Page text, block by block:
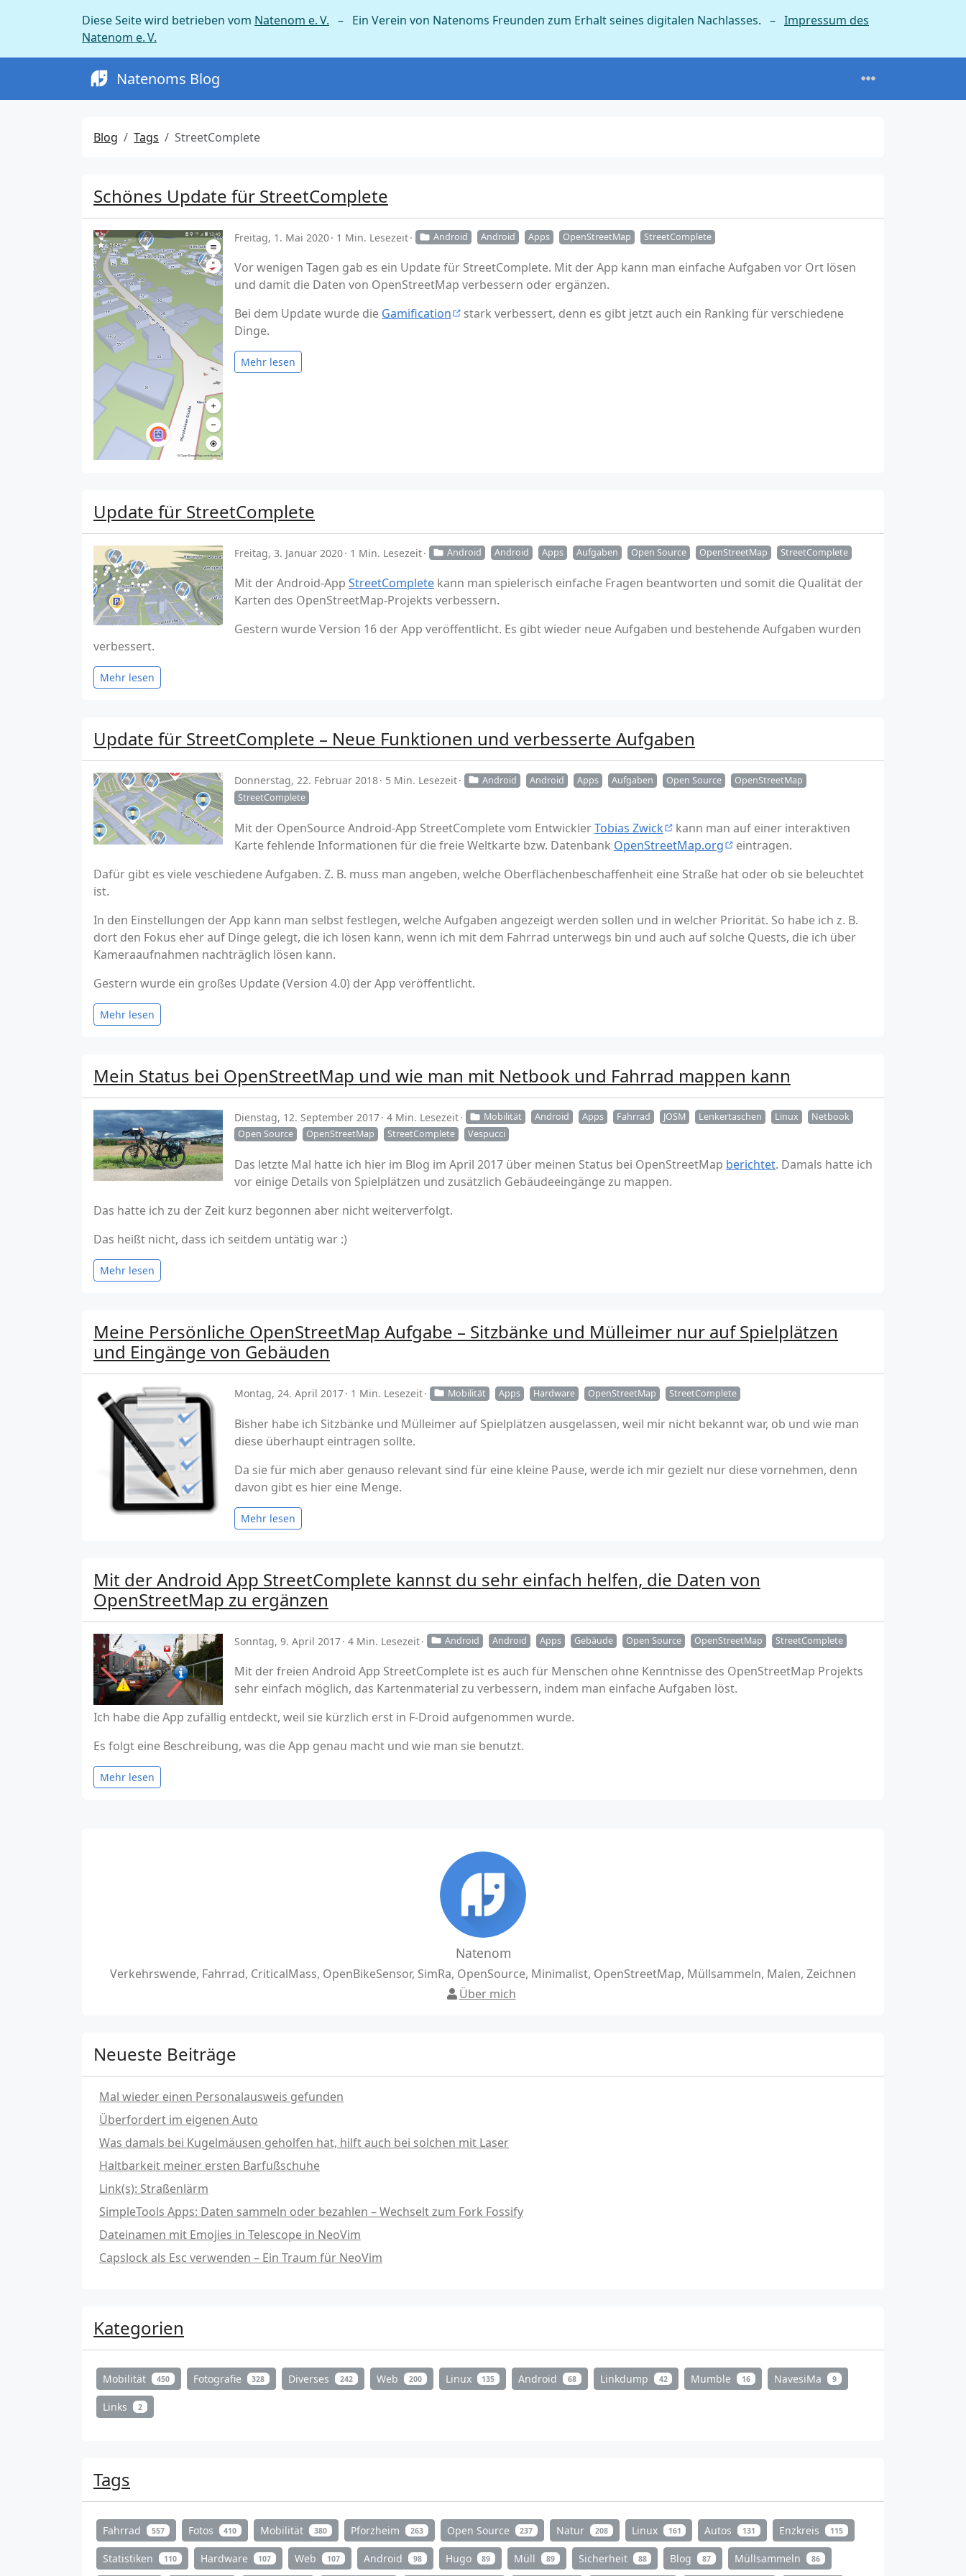
Diese Seite wird betrieben vom Natenom e. V. – Ein Verein von Natenoms Freunden zum Erhalt seines digitalen Nachlasses. – Impressum des
Natenom e. V.
Natenoms Blog
Blog Tags StreetComplete
Schönes Update für StreetComplete
Freitag, 1. Mai 2020 1 Min. Lesezeit Android Android Apps OpenStreetMap StreetComplete
Vor wenigen Tagen gab es ein Update für StreetComplete. Mit der App kann man einfache Aufgaben vor Ort lösen
und damit die Daten von OpenStreetMap verbessern oder ergänzen.
Bei dem Update wurde die Gamification
stark verbessert, denn es gibt jetzt auch ein Ranking für verschiedene
Dinge.
Mehr lesen
Update für StreetComplete
Freitag, 3. Januar 2020 1 Min. Lesezeit Android Android Apps Aufgaben Open Source OpenStreetMap StreetComplete
Mit der Android-App StreetComplete kann man spielerisch einfache Fragen beantworten und somit die Qualität der
Karten des OpenStreetMap-Projekts verbessern.
Gestern wurde Version 16 der App veröffentlicht. Es gibt wieder neue Aufgaben und bestehende Aufgaben wurden
verbessert.
Mehr lesen
Update für StreetComplete – Neue Funktionen und verbesserte Aufgaben
Donnerstag, 22. Februar 2018 5 Min. Lesezeit Android Android Apps Aufgaben Open Source
OpenStreetMap
StreetComplete
Mit der OpenSource Android-App StreetComplete vom EntwicklerTobias Zwick
kann man auf einer interaktiven
Karte fehlende Informationen für die freie Weltkarte bzw. Datenbank OpenStreetMap.org
eintragen.
Dafür gibt es viele veschiedene Aufgaben. Z. B. muss man angeben, welche Oberflächenbeschaffenheit eine Straße hat oder ob sie beleuchtet
ist.
In den Einstellungen der App kann man selbst festlegen, welche Aufgaben angezeigt werden sollen und in welcher Priorität. So habe ich z. B.
dort den Fokus eher auf Dinge gelegt, die ich lösen kann, wenn ich mit dem Fahrrad unterwegs bin und auch auf solche Quests, die ich über
Kameraaufnahmen nachträglich lösen kann.
Gestern wurde ein großes Update (Version 4.0) der App veröffentlicht.
Mehr lesen
Mein Status bei OpenStreetMap und wie man mit Netbook und Fahrrad mappen kann
Dienstag, 12. September 2017 4 Min. Lesezeit Mobilität Android Apps Fahrrad JOSM Lenkertaschen Linux
Netbook
Open Source
OpenStreetMap StreetComplete Vespucci
Das letzte Mal hatte ich hier im Blog im April 2017 über meinen Status bei OpenStreetMap berichtet. Damals hatte ich
vor einige Details von Spielplätzen und zusätzlich Gebäudeeingänge zu mappen.
Das hatte ich zu der Zeit kurz begonnen aber nicht weiterverfolgt.
Das heißt nicht, dass ich seitdem untätig war :)
Mehr lesen
Meine Persönliche OpenStreetMap Aufgabe – Sitzbänke und Mülleimer nur auf Spielplätzen
und Eingänge von Gebäuden
Montag, 24. April 2017 1 Min. Lesezeit Mobilität Apps Hardware OpenStreetMap StreetComplete
Bisher habe ich Sitzbänke und Mülleimer auf Spielplätzen ausgelassen, weil mir nicht bekannt war, ob und wie man
diese überhaupt eintragen sollte.
Da sie für mich aber genauso relevant sind für eine kleine Pause, werde ich mir gezielt nur diese vornehmen, denn
davon gibt es hier eine Menge.
Mehr lesen
Mit der Android App StreetComplete kannst du sehr einfach helfen, die Daten von
OpenStreetMap zu ergänzen
Sonntag, 9. April 2017 4 Min. Lesezeit Android Android Apps Gebäude Open Source OpenStreetMap StreetComplete
Mit der freien Android App StreetComplete ist es auch für Menschen ohne Kenntnisse des OpenStreetMap Projekts
sehr einfach möglich, das Kartenmaterial zu verbessern, indem man einfache Aufgaben löst.
Ich habe die App zufällig entdeckt, weil sie kürzlich erst in F-Droid aufgenommen wurde.
Es folgt eine Beschreibung, was die App genau macht und wie man sie benutzt.
Mehr lesen
Natenom
Verkehrswende, Fahrrad, CriticalMass, OpenBikeSensor, SimRa, OpenSource, Minimalist, OpenStreetMap, Müllsammeln, Malen, Zeichnen
Über mich
Neueste Beiträge
Mal wieder einen Personalausweis gefunden
Überfordert im eigenen Auto
Was damals bei Kugelmäusen geholfen hat, hilft auch bei solchen mit Laser
Haltbarkeit meiner ersten Barfußschuhe
Link(s): Straßenlärm
SimpleTools Apps: Daten sammeln oder bezahlen – Wechselt zum Fork Fossify
Dateinamen mit Emojies in Telescope in NeoVim
Capslock als Esc verwenden – Ein Traum für NeoVim
Kategorien
Mobilität 450 Fotografie 328 Diverses 242 Web 200 Linux 135 Android 68 Linkdump 42 Mumble 16 NavesiMa 9
Links 2
Tags
Fahrrad 557 Fotos 410 Mobilität 380 Pforzheim 263 Open Source 237 Natur 208 Linux 161 Autos 131 Enzkreis 115
Statistiken 110 Hardware 107 Web 107 Android 98 Hugo 89 Müll 89 Sicherheit 88 Blog 87 Müllsammeln 86